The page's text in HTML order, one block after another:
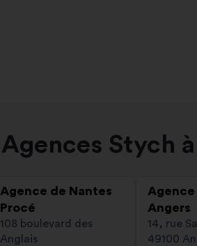
Agences Stych
Agence de Nantes
Procé
108 boulevard des
Anglais
Angers
14, rue
49100